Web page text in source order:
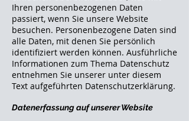
Ihren personenbezogenen Daten
passiert, wenn Sie unsere Website
besuchen. Personenbezogene Daten sind
alle Daten, mit denen Sie persönlich
identifiziert werden können. Ausführliche
Informationen zum Thema Datenschutz
entnehmen Sie unserer unter diesem
Text aufgeführten Datenschutzerklärung.
Datenerfassung auf unserer Website